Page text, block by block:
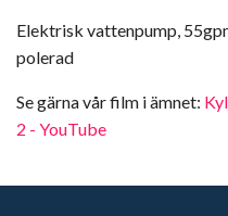
Elektrisk vattenpump,
polerad
Se gärna vår film i ämnet:
2 - YouTube